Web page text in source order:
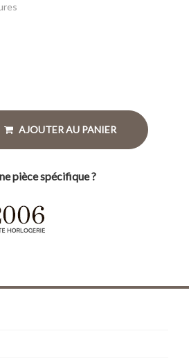
AJOUTER AU PANIER
pièce spécifique ?